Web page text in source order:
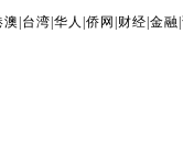
澳 台湾 |华人 |侨网 财经 |金融 |